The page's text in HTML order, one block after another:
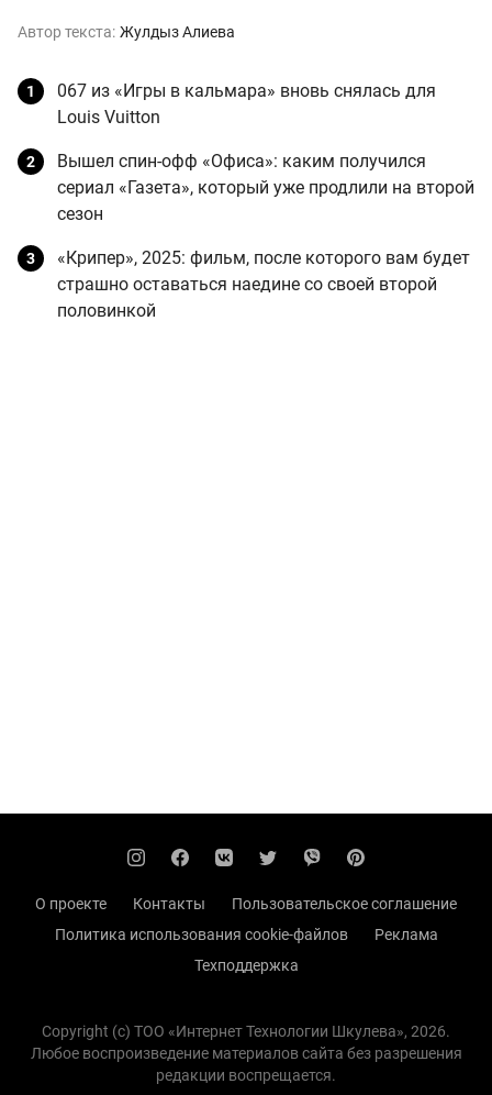
Автор текста: Жулдыз Алиева
067 из «Игры в кальмара» вновь снялась для
Louis Vuitton
Вышел спин-офф «Офиса»: каким получился
сериал «Газета», который уже продлили на второй
сезон
«Крипер», 2025: фильм, после которого вам будет
страшно оставаться наедине со своей второй
половинкой
О проекте Контакты
Пользовательское соглашение
Политика использования cookie-файлов
Реклама
Техподдержка
Copyright (с) TOO «Интернет Технологии Шкулева», 2026.
Любое воспроизведение материалов сайта без разрешения
редакции воспрещается.